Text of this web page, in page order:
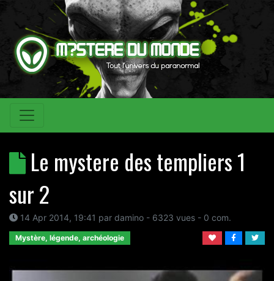
Le mystere des templiers 1
sur 2
14 Apr 2014, 19:41 par damino - 6323 vues - 0 com.
Mystère, légende, archéologie